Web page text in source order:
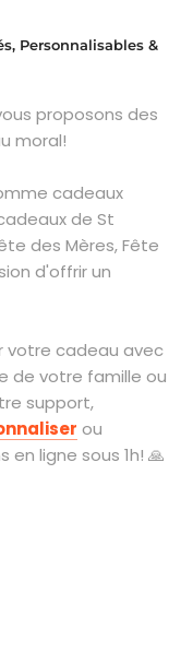
Personnalisables &
proposons des
moral!
cadeaux
de St
des Mères, Fête
d'offrir un
votre cadeau avec
de votre famille ou
support,
ou
en ligne sous 1h! 🙏